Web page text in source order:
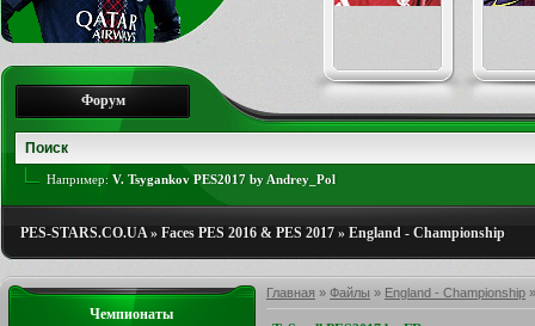
Форум
Например: V. Tsygankov PES2017 by Andrey_Pol
PES-STARS.CO.UA» Faces PES 2016 & PES 2017 » England - Championship
Главная » Файлы » England - Championship
Чемпионаты